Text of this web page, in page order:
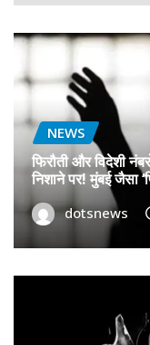
NEWS
फिरौती और विदेशी
निशाने पर! मुंबई जैसा
dotsnews